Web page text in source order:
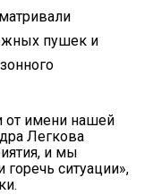
пушек и
от имени нашей
Легкова
и мы
ситуации»,